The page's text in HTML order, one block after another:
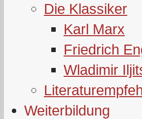
Die Klassiker
Karl Marx
Friedrich
Wladimir
Weiterbildung